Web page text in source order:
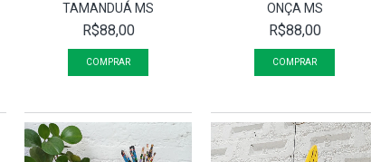
TAMANDUÁ MS
R$88,00
ONÇA MS
R$88,00